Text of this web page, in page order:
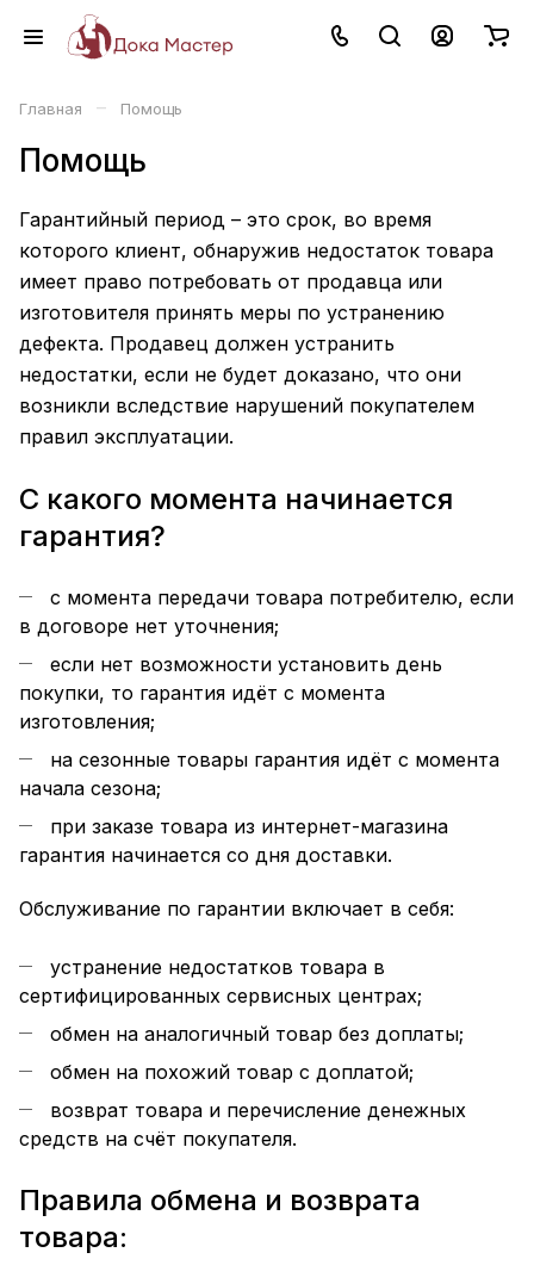
Главная – Помощь
Помощь
Гарантийный период – это срок, во время
которого клиент, обнаружив недостаток товара
имеет право потребовать от продавца или
изготовителя принять меры по устранению
дефекта. Продавец должен устранить
недостатки, если не будет доказано, что они
возникли вследствие нарушений покупателем
правил эксплуатации.
С какого момента начинается
гарантия?
с момента передачи товара потребителю, если
в договоре нет уточнения;
если нет возможности установить день
покупки, то гарантия идёт с момента
изготовления;
на сезонные товары гарантия идёт с момента
начала сезона;
при заказе товара из интернет-магазина
гарантия начинается со дня доставки.
Обслуживание по гарантии включает в себя:
устранение недостатков товара в
сертифицированных сервисных центрах;
обмен на аналогичный товар без доплаты;
обмен на похожий товар с доплатой;
возврат товара и перечисление денежных
средств на счёт покупателя.
Правила обмена и возврата
товара: